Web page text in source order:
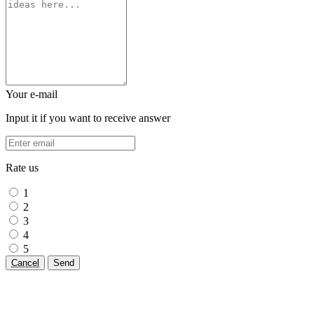
Your e-mail
Input it if you want to receive answer
Rate us
1
2
3
4
5
Cancel Send